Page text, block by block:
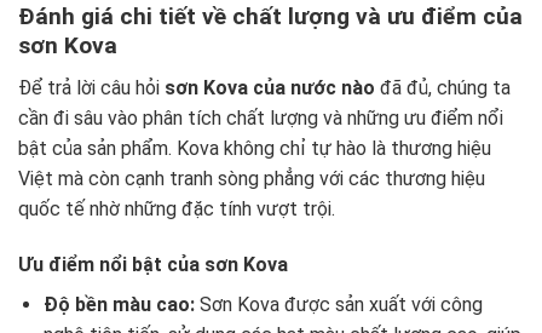
Đánh giá chi tiết về chất lượng và ưu điểm của
sơn Kova
Để trả lời câu hỏi sơn Kova của nước nào đã đủ, chúng ta
cần đi sâu vào phân tích chất lượng và những ưu điểm nổi
bật của sản phẩm. Kova không chỉ tự hào là thương hiệu
Việt mà còn cạnh tranh sòng phẳng với các thương hiệu
quốc tế nhờ những đặc tính vượt trội.
Ưu điểm nổi bật của sơn Kova
Độ bền màu cao:Sơn Kova được sản xuất với công